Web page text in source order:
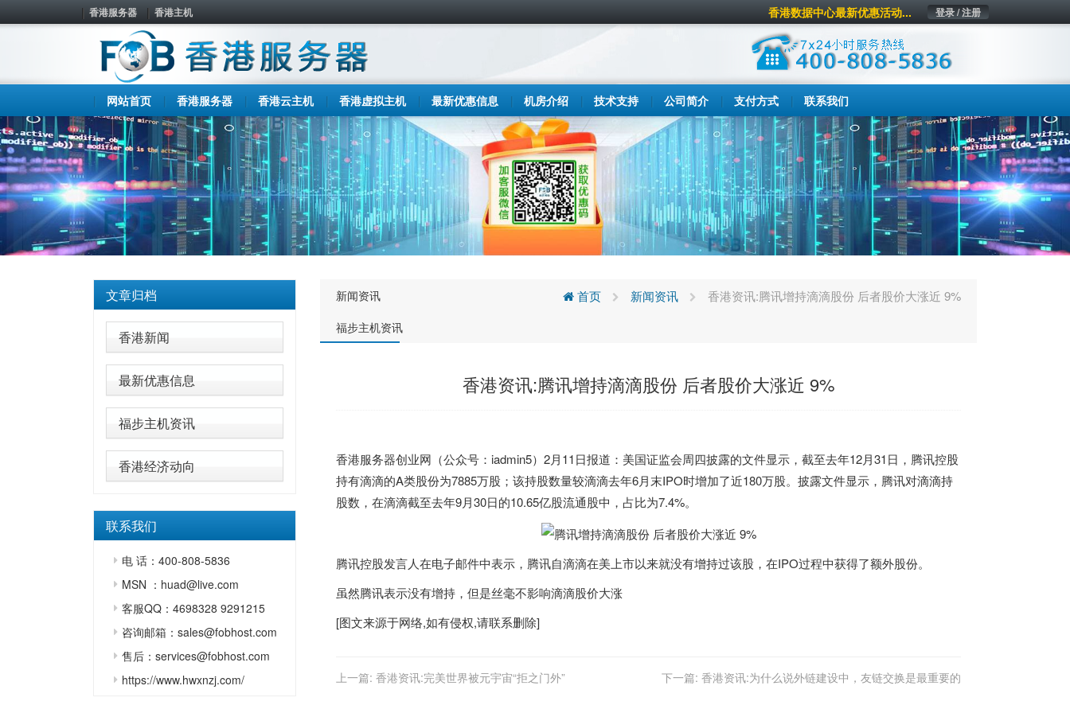
香港服务器 香港主机 登录 / 注册
香港数据中心最新优惠活动...
网站首页 香港服务器 香港云主机 香港虚拟主机 最新优惠信息 机房介绍 技术支持 公司简介 支付方式 联系我们
文章归档
香港新闻
最新优惠信息
福步主机资讯
香港经济动向
联系我们
电 话：400-808-5836
MSN ：huad@live.com
客服QQ：4698328 9291215
咨询邮箱：sales@fobhost.com
售后：services@fobhost.com
https://www.hwxnzj.com/
新闻资讯
福步主机资讯
首页 新闻资讯 香港资讯:腾讯增持滴滴股份 后者股价大涨近 9%
香港资讯:腾讯增持滴滴股份 后者股价大涨近 9%
香港服务器创业网（公众号：iadmin5）2月11日报道：美国证监会周四披露的文件显示，截至去年12月31日，腾讯控股
持有滴滴的A类股份为7885万股；该持股数量较滴滴去年6月末IPO时增加了近180万股。披露文件显示，腾讯对滴滴持
股数，在滴滴截至去年9月30日的10.65亿股流通股中，占比为7.4%。
腾讯控股发言人在电子邮件中表示，腾讯自滴滴在美上市以来就没有增持过该股，在IPO过程中获得了额外股份。
虽然腾讯表示没有增持，但是丝毫不影响滴滴股价大涨
[图文来源于网络,如有侵权,请联系删除]
上一篇: 香港资讯:完美世界被元宇宙“拒之门外” 下一篇: 香港资讯:为什么说外链建设中，友链交换是最重要的